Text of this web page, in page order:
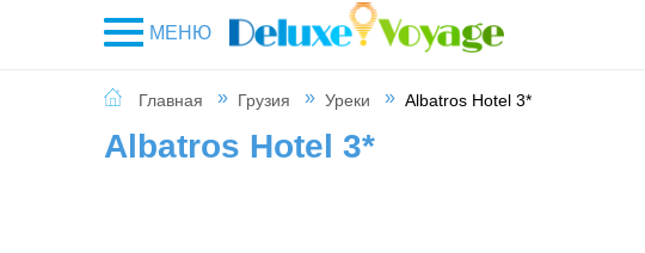
МЕНЮ
Главная Грузия Уреки Albatros Hotel 3*
Albatros Hotel 3*